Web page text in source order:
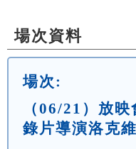
場次資料
場次:
（06/21）放
錄片導演洛克